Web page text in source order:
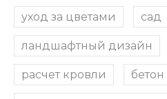
уход за цветами сад
ландшафтный дизайн
расчет кровли бетон